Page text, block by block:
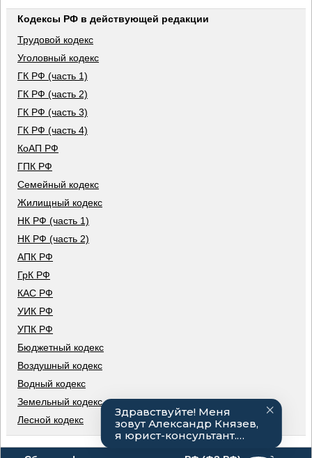
Кодексы РФ в действующей редакции
Трудовой кодекс
Уголовный кодекс
ГК РФ (часть 1)
ГК РФ (часть 2)
ГК РФ (часть 3)
ГК РФ (часть 4)
КоАП РФ
ГПК РФ
Семейный кодекс
Жилищный кодекс
НК РФ (часть 1)
НК РФ (часть 2)
АПК РФ
ГрК РФ
КАС РФ
УИК РФ
УПК РФ
Бюджетный кодекс
Воздушный кодекс
Водный кодекс
Земельный кодекс
Лесной кодекс